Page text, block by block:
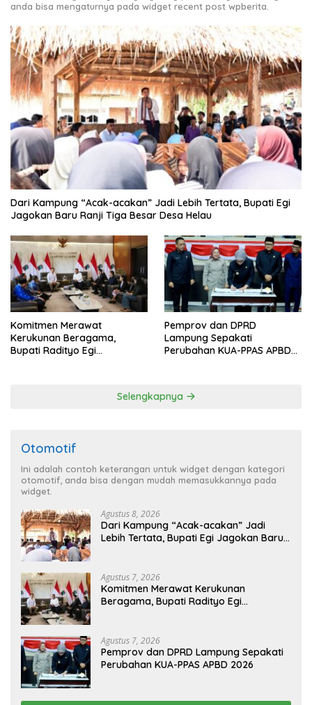
anda bisa mengaturnya pada widget recent post wpberita.
Dari Kampung “Acak-acakan” Jadi Lebih Tertata, Bupati Egi
Jagokan Baru Ranji Tiga Besar Desa Helau
Komitmen Merawat
Kerukunan Beragama,
Bupati Radityo Egi
Pemprov dan DPRD
Lampung Sepakati
Perubahan KUA-PPAS APBD
Selengkapnya
Otomotif
Ini adalah contoh keterangan untuk widget dengan kategori
otomotif, anda bisa dengan mudah memasukkannya pada
widget.
Agustus 8, 2026
Dari Kampung “Acak-acakan” Jadi
Lebih Tertata, Bupati Egi Jagokan Baru
Agustus 7, 2026
Komitmen Merawat Kerukunan
Beragama, Bupati Radityo Egi
Agustus 7, 2026
Pemprov dan DPRD Lampung Sepakati
Perubahan KUA-PPAS APBD 2026